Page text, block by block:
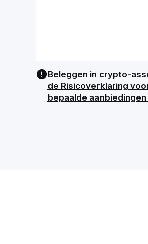
Beleggen in crypto-
de Risicoverklaring
bepaalde